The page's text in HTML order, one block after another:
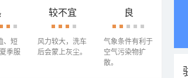
、短
季服
较不宜
风力较大，洗车
后会蒙上灰尘。
良
气象条件有利于
空气污染物扩
散。